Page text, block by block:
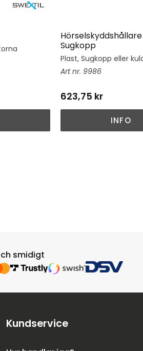
Sugkopp
Plast, Sugkopp eller
9986
623,75 kr
INFO
smidigt
Kundservice